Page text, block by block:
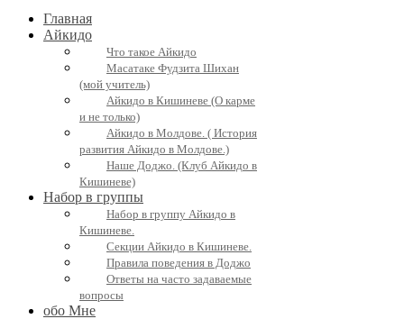
Главная
Айкидо
Что такое Айкидо
Масатаке Фудзита Шихан
(мой учитель)
Айкидо в Кишиневе (О карме
и не только)
Айкидо в Молдове. ( История
развития Айкидо в Молдове.)
Наше Доджо. (Клуб Айкидо в
Кишиневе)
Набор в группы
Набор в группу Айкидо в
Кишиневе.
Секции Айкидо в Кишиневе.
Правила поведения в Доджо
Ответы на часто задаваемые
вопросы
обо Мне